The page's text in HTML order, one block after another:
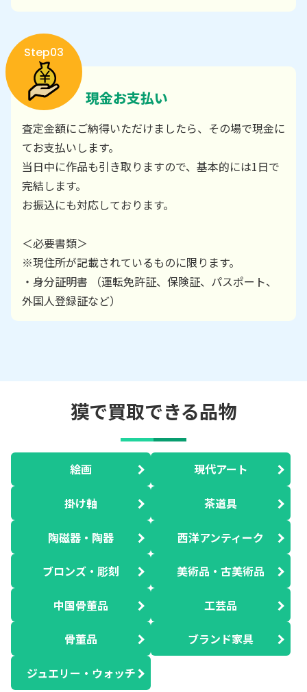
Step03
現金お支払い
査定金額にご納得いただけましたら、その場で現金に
てお支払いします。
当日中に作品も引き取りますので、基本的には1日で
完結します。
お振込にも対応しております。
＜必要書類＞
※現住所が記載されているものに限ります。
・身分証明書 （運転免許証、保険証、パスポート、
外国人登録証など）
獏で買取できる品物
絵画 現代アート
掛け軸 茶道具
陶磁器・陶器 西洋アンティーク
ブロンズ・彫刻 美術品・古美術品
中国骨董品 工芸品
骨董品 ブランド家具
ジュエリー・ウォッチ